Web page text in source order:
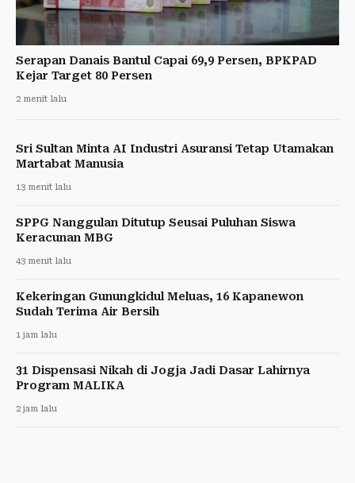
Serapan Danais Bantul Capai 69,9 Persen, BPKPAD
Kejar Target 80 Persen
2 menit lalu
Sri Sultan Minta AI Industri Asuransi Tetap Utamakan
Martabat Manusia
13 menit lalu
SPPG Nanggulan Ditutup Seusai Puluhan Siswa
Keracunan MBG
43 menit lalu
Kekeringan Gunungkidul Meluas, 16 Kapanewon
Sudah Terima Air Bersih
1 jam lalu
31 Dispensasi Nikah di Jogja Jadi Dasar Lahirnya
Program MALIKA
2 jam lalu